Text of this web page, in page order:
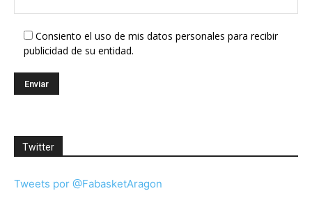
Consiento el uso de mis datos personales para recibir
publicidad de su entidad.
Twitter
Tweets por @FabasketAragon